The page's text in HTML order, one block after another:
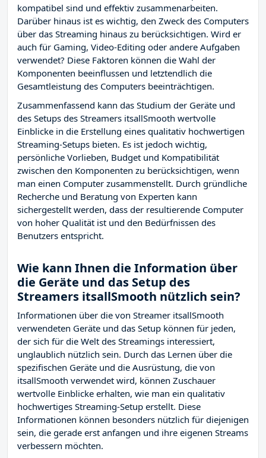
kompatibel sind und effektiv zusammenarbeiten.
Darüber hinaus ist es wichtig, den Zweck des Computers
über das Streaming hinaus zu berücksichtigen. Wird er
auch für Gaming, Video-Editing oder andere Aufgaben
verwendet? Diese Faktoren können die Wahl der
Komponenten beeinflussen und letztendlich die
Gesamtleistung des Computers beeinträchtigen.
Zusammenfassend kann das Studium der Geräte und
des Setups des Streamers itsallSmooth wertvolle
Einblicke in die Erstellung eines qualitativ hochwertigen
Streaming-Setups bieten. Es ist jedoch wichtig,
persönliche Vorlieben, Budget und Kompatibilität
zwischen den Komponenten zu berücksichtigen, wenn
man einen Computer zusammenstellt. Durch gründliche
Recherche und Beratung von Experten kann
sichergestellt werden, dass der resultierende Computer
von hoher Qualität ist und den Bedürfnissen des
Benutzers entspricht.
Wie kann Ihnen die Information über
die Geräte und das Setup des
Streamers itsallSmooth nützlich sein?
Informationen über die von Streamer itsallSmooth
verwendeten Geräte und das Setup können für jeden,
der sich für die Welt des Streamings interessiert,
unglaublich nützlich sein. Durch das Lernen über die
spezifischen Geräte und die Ausrüstung, die von
itsallSmooth verwendet wird, können Zuschauer
wertvolle Einblicke erhalten, wie man ein qualitativ
hochwertiges Streaming-Setup erstellt. Diese
Informationen können besonders nützlich für diejenigen
sein, die gerade erst anfangen und ihre eigenen Streams
verbessern möchten.